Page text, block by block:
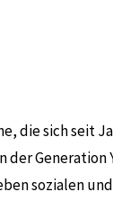
die sich seit
der
sozialen